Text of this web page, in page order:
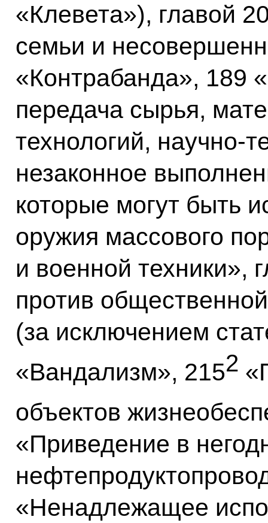
«Клевета»), главой
семьи и
«Контрабанда», 189
передача сырья,
технологий, научно-
незаконное
которые могут быть
оружия массового
и военной техники»,
против
(за исключением
«Вандализм», 2152
объектов
«Приведение в
«Ненадлежащее